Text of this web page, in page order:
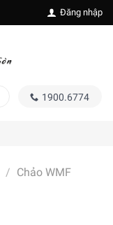
Đăng nhập
1900.6774
/ Chảo WMF